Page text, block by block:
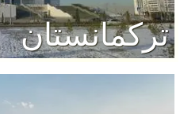
تركمانستان